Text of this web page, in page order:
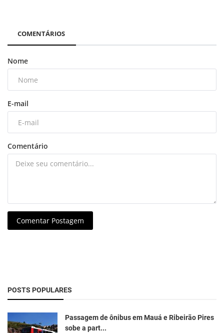
COMENTÁRIOS
Nome
E-mail
Comentário
Comentar Postagem
POSTS POPULARES
Passagem de ônibus em Mauá e Ribeirão Pires
sobe a part...